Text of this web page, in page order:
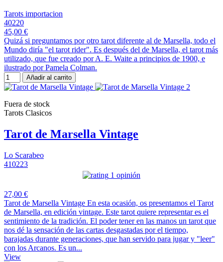
Tarots importacion
40220
45,00 €
Quizá si preguntamos por otro tarot diferente al de Marsella, todo el
Mundo diría "el tarot rider". Es después del de Marsella, el tarot más
utilizado, que fue creado por A. E. Waite a principios de 1900, e
ilustrado por Pamela Colman.
Añadir al carrito
Fuera de stock
Tarots Clasicos
Tarot de Marsella Vintage
Lo Scarabeo
410223
1 opinión
27,00 €
Tarot de Marsella Vintage En esta ocasión, os presentamos el Tarot
de Marsella, en edición vintage. Este tarot quiere representar es el
sentimiento de la tradición. El poder tener en las manos un tarot que
nos dé la sensación de las cartas desgastadas por el tiempo,
barajadas durante generaciones, que han servido para jugar y "leer"
con los Arcanos. Es un...
View